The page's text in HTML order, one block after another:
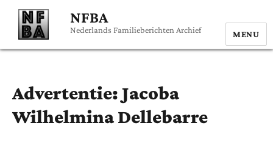
NFBA
Nederlands Familieberichten Archief MENU
Advertentie: Jacoba
Wilhelmina Dellebarre